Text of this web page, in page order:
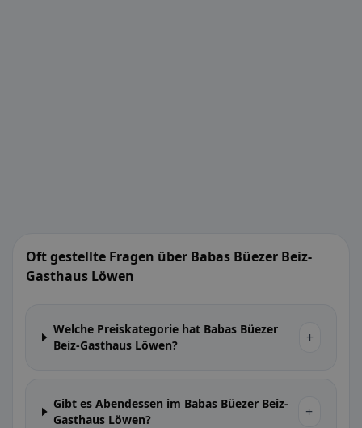
Oft gestellte Fragen über Babas Büezer Beiz-
Gasthaus Löwen
Welche Preiskategorie hat Babas Büezer
Beiz-Gasthaus Löwen?
+
Gibt es Abendessen im Babas Büezer Beiz-
Gasthaus Löwen?
+